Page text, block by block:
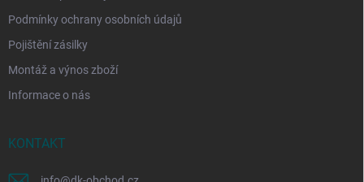
Podmínky ochrany osobních údajů
Pojištění zásilky
Montáž a výnos zboží
Informace o nás
KONTAKT